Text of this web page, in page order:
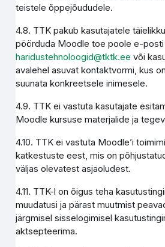
teistele õppejõududele.
4.8. TTK pakub kasutajatele
pöörduda Moodle toe poole e-posti
haridustehnoloogid@tktk.ee või
avalehel asuvat kontaktvormi, kus
suunata konkreetsele inimesele.
4.9. TTK ei vastuta kasutajate
Moodle kursuse materjalide ja
4.10. TTK ei vastuta Moodle’i
katkestuste eest, mis on
väljas olevatest asjaoludest.
4.11. TTK-l on õigus teha
muudatusi ja pärast muutmist
järgmisel sisselogimisel
aktsepteerima.